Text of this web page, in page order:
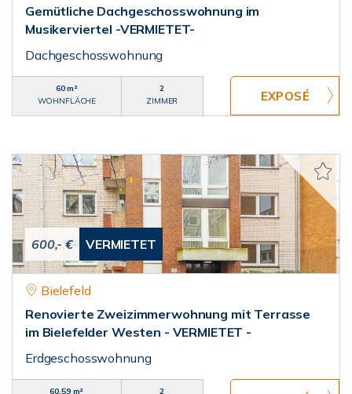
Gemütliche Dachgeschosswohnung im
Musikerviertel -VERMIETET-
Dachgeschosswohnung
60 m²
WOHNFLÄCHE
2
ZIMMER
600,- € VERMIETET
Bielefeld
Renovierte Zweizimmerwohnung mit Terrasse
im Bielefelder Westen - VERMIETET -
Erdgeschosswohnung
60,59 m²
2